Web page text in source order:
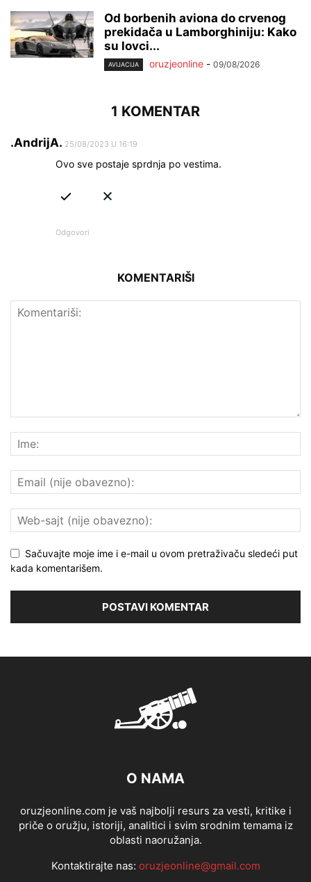
Od borbenih aviona do crvenog
prekidača u Lamborghiniju: Kako
su lovci...
AVIJACIJA oruzjeonline - 09/08/2026
1 KOMENTAR
.AndrijA. 25/08/2023 U 16:19
Ovo sve postaje sprdnja po vestima.
Odgovori
KOMENTARIŠI
Sačuvajte moje ime i e-mail u ovom pretraživaču sledeći put
kada komentarišem.
O NAMA
oruzjeonline.com je vaš najbolji resurs za vesti, kritike i
priče o oružju, istoriji, analitici i svim srodnim temama iz
oblasti naoružanja.
Kontaktirajte nas: oruzjeonline@gmail.com